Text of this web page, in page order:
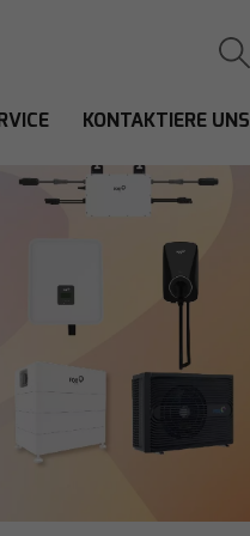
KONTAKTIERE UNS